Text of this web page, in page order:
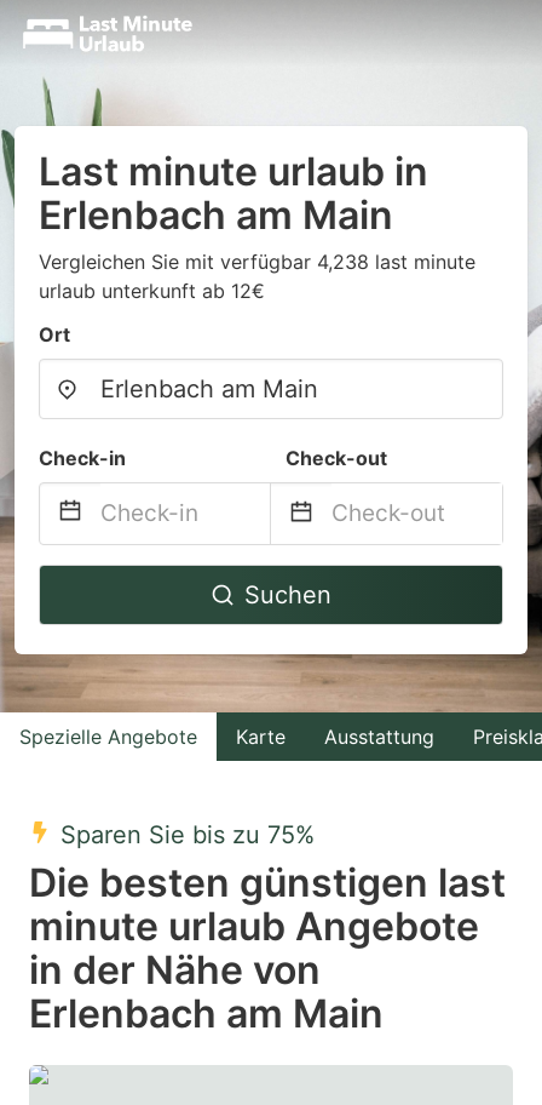
Last minute urlaub in
Erlenbach am Main
Vergleichen Sie mit verfügbar 4,238 last minute
urlaub unterkunft ab 12€
Ort
Check-in Check-out
Navigate
to
interact
with
the
select
a
date.
Press
the
question
mark
Navigate
to
interact
with
the
a
date.
the
question
mark
Suchen
Spezielle Angebote Karte Ausstattung
Sparen Sie bis zu 75%
Die besten günstigen last
minute urlaub Angebote
in der Nähe von
Erlenbach am Main